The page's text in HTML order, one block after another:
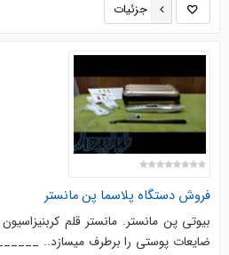
جزئیات
فروش دستگاه پلاسما پن مانستر
بیوتی پن مانستر. مانستر قلم
ضایعات پوستی را برطرف میسازد..